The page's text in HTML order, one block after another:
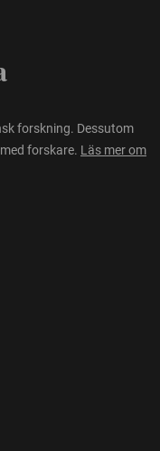
forskning. Dessutom
forskare. Läs mer om